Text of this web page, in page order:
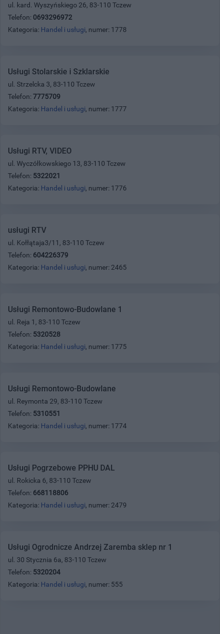
ul. kard. Wyszyńskiego 26, 83-110 Tczew
Telefon: 0693296972
Kategoria: Handel i usługi, numer: 1778
Usługi Stolarskie i Szklarskie
ul. Strzelcka 3, 83-110 Tczew
Telefon: 7775709
Kategoria: Handel i usługi, numer: 1777
Usługi RTV, VIDEO
ul. Wyczółkowskiego 13, 83-110 Tczew
Telefon: 5322021
Kategoria: Handel i usługi, numer: 1776
usługi RTV
ul. Kołłątaja3/11, 83-110 Tczew
Telefon: 604226379
Kategoria: Handel i usługi, numer: 2465
Usługi Remontowo-Budowlane 1
ul. Reja 1, 83-110 Tczew
Telefon: 5320528
Kategoria: Handel i usługi, numer: 1775
Usługi Remontowo-Budowlane
ul. Reymonta 29, 83-110 Tczew
Telefon: 5310551
Kategoria: Handel i usługi, numer: 1774
Usługi Pogrzebowe PPHU DAL
ul. Rokicka 6, 83-110 Tczew
Telefon: 668118806
Kategoria: Handel i usługi, numer: 2479
Usługi Ogrodnicze Andrzej Zaremba sklep nr 1
ul. 30 Stycznia 6a, 83-110 Tczew
Telefon: 5320204
Kategoria: Handel i usługi, numer: 555